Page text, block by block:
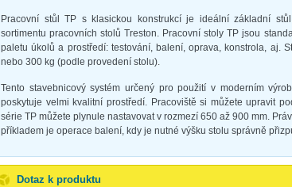
Pracovní stůl TP s klasickou konstrukcí je ideální základní
sortimentu pracovních stolů Treston. Pracovní stoly TP jsou
paletu úkolů a prostředí: testování, balení, oprava, konstrola, aj.
nebo 300 kg (podle provedení stolu).
Tento stavebnicový systém určený pro použití v moderním
poskytuje velmi kvalitní prostředí. Pracoviště si můžete upravit
série TP můžete plynule nastavovat v rozmezí 650 až 900 mm.
příkladem je operace balení, kdy je nutné výšku stolu správně
Dotaz k produktu